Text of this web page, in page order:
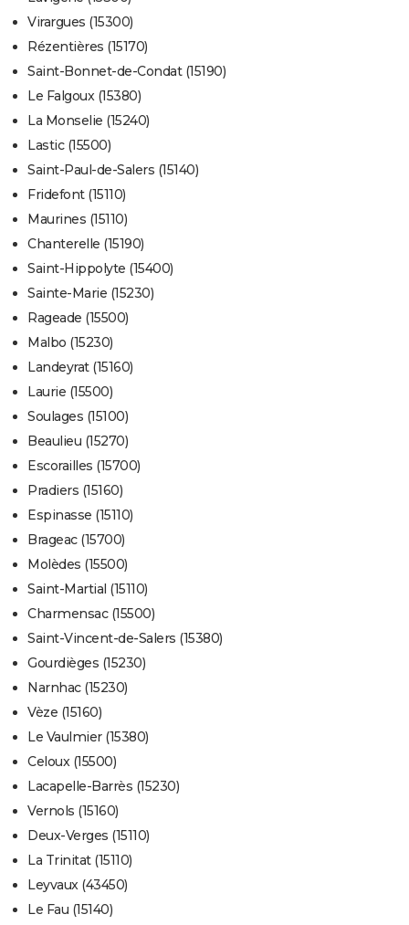
Virargues (15300)
Rézentières (15170)
Saint-Bonnet-de-Condat (15190)
Le Falgoux (15380)
La Monselie (15240)
Lastic (15500)
Saint-Paul-de-Salers (15140)
Fridefont (15110)
Maurines (15110)
Chanterelle (15190)
Saint-Hippolyte (15400)
Sainte-Marie (15230)
Rageade (15500)
Malbo (15230)
Landeyrat (15160)
Laurie (15500)
Soulages (15100)
Beaulieu (15270)
Escorailles (15700)
Pradiers (15160)
Espinasse (15110)
Brageac (15700)
Molèdes (15500)
Saint-Martial (15110)
Charmensac (15500)
Saint-Vincent-de-Salers (15380)
Gourdièges (15230)
Narnhac (15230)
Vèze (15160)
Le Vaulmier (15380)
Celoux (15500)
Lacapelle-Barrès (15230)
Vernols (15160)
Deux-Verges (15110)
La Trinitat (15110)
Leyvaux (43450)
Le Fau (15140)